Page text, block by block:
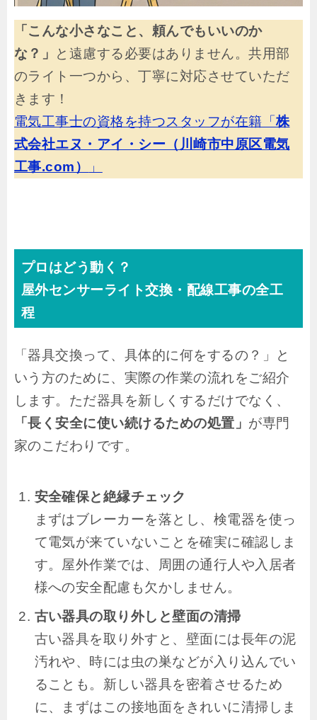
「こんな小さなこと、頼んでもいいのか
な？」
と遠慮する必要はありません。共用部
のライト一つから、丁寧に対応させていただ
きます！
電気工事士の資格を持つスタッフが在籍「株
式会社エヌ・アイ・シー（川崎市中原区電気
工事.com）
」
プロはどう動く？
屋外センサーライト交換・配線工事の全工
程
「器具交換って、具体的に何をするの？」と
いう方のために、実際の作業の流れをご紹介
します。ただ器具を新しくするだけでなく、
「長く安全に使い続けるための処置」 が専門
家のこだわりです。
安全確保と絶縁チェック
まずはブレーカーを落とし、検電器を使っ
て電気が来ていないことを確実に確認しま
す。屋外作業では、周囲の通行人や入居者
様への安全配慮も欠かしません。
古い器具の取り外しと壁面の清掃
古い器具を取り外すと、壁面には長年の泥
汚れや、時には虫の巣などが入り込んでい
ることも。新しい器具を密着させるため
に、まずはこの接地面をきれいに清掃しま